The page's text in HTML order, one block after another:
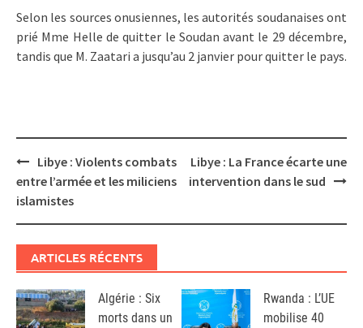
Selon les sources onusiennes, les autorités soudanaises ont
prié Mme Helle de quitter le Soudan avant le 29 décembre,
tandis que M. Zaatari a jusqu’au 2 janvier pour quitter le pays.
Post
navigation
Libye : Violents combats
entre l’armée et les miliciens
islamistes
Libye : La France écarte une
intervention dans le sud
ARTICLES RÉCENTS
Algérie : Six
morts dans un
Rwanda : L’UE
mobilise 40